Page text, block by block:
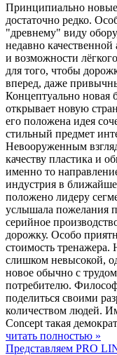
Принципиально
достаточно редко.
"древнему" виду
недавно
и возможности
для того, чтобы
вперед, даже
Концептуально новая
открывает новую
его положена идея
стильный предмет
Невооруженным
качеству пластика и
именно то
индустрия в
положено лидеру
услышала пожелания
серийное
дорожку. Особо
стоимость тренажера.
слишком невысокой,
новое обычно с
потребителю.
поделиться своими
количеством людей.
Concept такая
читать полностью »
Представляем PRO